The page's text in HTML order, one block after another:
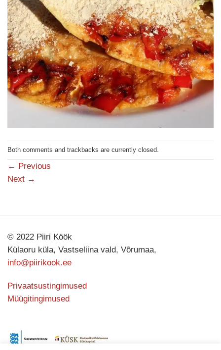
Both comments and trackbacks are currently closed.
← Previous
Next →
© 2022 Piiri Köök
Külaoru küla, Vastseliina vald, Võrumaa,
info@piirikook.ee
Privaatsustingimused
Müügitingimused